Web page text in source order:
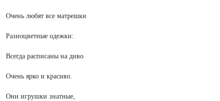
Очень любят все матрешки
Разноцветные одежки:
Всегда расписаны на диво
Очень ярко и красиво.
Они игрушки знатные,